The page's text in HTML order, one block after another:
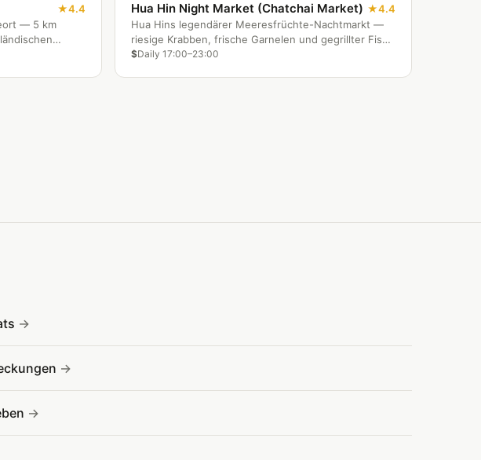
4.4
— 5 km
und
Hua Hin Night Market (Chatchai Market)
4.4
Hua Hins legendärer Meeresfrüchte-Nachtmarkt —
riesige Krabben, frische Garnelen und gegrillter Fisch
nach Gewicht täglich auf der Dechanuchit Road.
$Daily 17:00–23:00